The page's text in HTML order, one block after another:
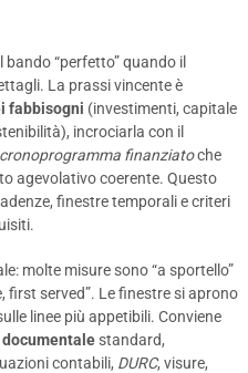
“perfetto” quando il
La prassi vincente è
fabbisogni (investimenti, capitale
incrociarla con il
cronoprogramma finanziatoche
agevolativo coerente. Questo
finestre temporali e criteri
molte misure sono “a sportello”
first served”. Le finestre si aprono
linee più appetibili. Conviene
standard,
contabili, DURC, visure,